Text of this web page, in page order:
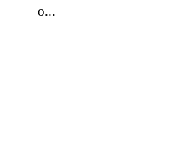
o...